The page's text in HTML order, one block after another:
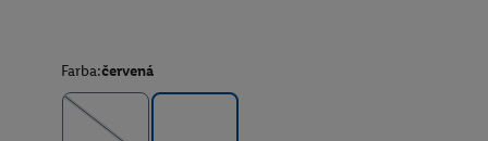
Farba:červená